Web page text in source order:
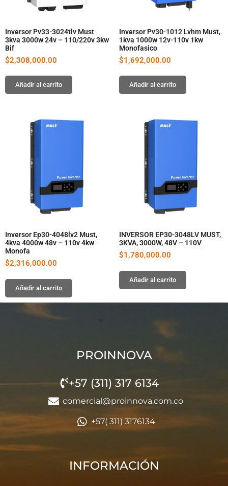
Inversor Pv33-3024tlv Must
3kva 3000w 24v – 110/220v 3kw
Bif
$2,308,000.00
Añadir al carrito
Inversor Pv30-1012 Lvhm Must,
1kva 1000w 12v-110v 1kw
Monofasico
$1,692,000.00
Añadir al carrito
Inversor Ep30-4048lv2 Must,
4kva 4000w 48v – 110v 4kw
Monofa
$2,316,000.00
Añadir al carrito
INVERSOR EP30-3048LV MUST,
3KVA, 3000W, 48V – 110V
$1,780,000.00
Añadir al carrito
PROINNOVA
+57 (311) 317 6134
comercial@proinnova.com.co
+57( 311) 3176134
INFORMACIÓN